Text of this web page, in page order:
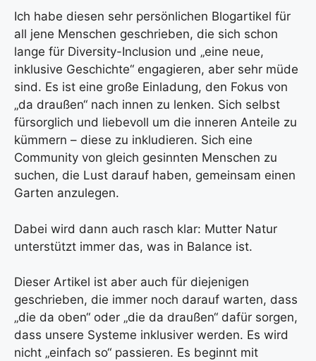
Ich habe diesen sehr persönlichen Blogartikel für
all jene Menschen geschrieben, die sich schon
lange für Diversity-Inclusion und „eine neue,
inklusive Geschichte“ engagieren, aber sehr müde
sind. Es ist eine große Einladung, den Fokus von
„da draußen“ nach innen zu lenken. Sich selbst
fürsorglich und liebevoll um die inneren Anteile zu
kümmern – diese zu inkludieren. Sich eine
Community von gleich gesinnten Menschen zu
suchen, die Lust darauf haben, gemeinsam einen
Garten anzulegen.
Dabei wird dann auch rasch klar: Mutter Natur
unterstützt immer das, was in Balance ist.
Dieser Artikel ist aber auch für diejenigen
geschrieben, die immer noch darauf warten, dass
„die da oben“ oder „die da draußen“ dafür sorgen,
dass unsere Systeme inklusiver werden. Es wird
nicht „einfach so“ passieren. Es beginnt mit